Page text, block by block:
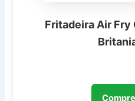
Fritadeira Air Fry